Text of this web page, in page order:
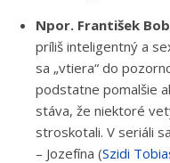
Npor. František
príliš inteligentný a
sa „vtiera“ do
podstatne pomalšie
stáva, že niektoré
stroskotali. V seriáli
– Jozefína (Szidi